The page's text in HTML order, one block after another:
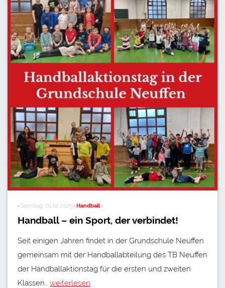
· Samstag, 01.02.2025 · Handball ·
Handball – ein Sport, der verbindet!
Seit einigen Jahren findet in der Grundschule Neuffen
gemeinsam mit der Handballabteilung des TB Neuffen
der Handballaktionstag für die ersten und zweiten
Klassen… weiterlesen